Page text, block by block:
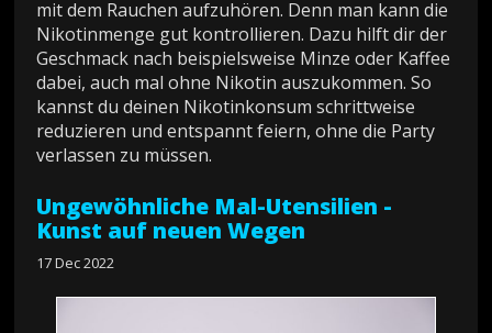
mit dem Rauchen aufzuhören. Denn man kann die
Nikotinmenge gut kontrollieren. Dazu hilft dir der
Geschmack nach beispielsweise Minze oder Kaffee
dabei, auch mal ohne Nikotin auszukommen. So
kannst du deinen Nikotinkonsum schrittweise
reduzieren und entspannt feiern, ohne die Party
verlassen zu müssen.
Ungewöhnliche Mal-Utensilien -
Kunst auf neuen Wegen
17 Dec 2022